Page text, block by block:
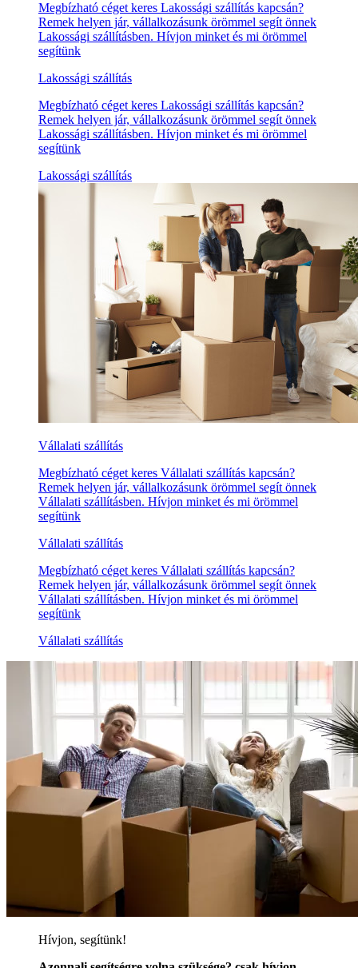
Megbízható céget keres Lakossági szállítás kapcsán?
Remek helyen jár, vállalkozásunk örömmel segít önnek
Lakossági szállításben. Hívjon minket és mi örömmel
segítünk
Lakossági szállítás
Megbízható céget keres Lakossági szállítás kapcsán?
Remek helyen jár, vállalkozásunk örömmel segít önnek
Lakossági szállításben. Hívjon minket és mi örömmel
segítünk
Lakossági szállítás
Vállalati szállítás
Megbízható céget keres Vállalati szállítás kapcsán?
Remek helyen jár, vállalkozásunk örömmel segít önnek
Vállalati szállításben. Hívjon minket és mi örömmel
segítünk
Vállalati szállítás
Megbízható céget keres Vállalati szállítás kapcsán?
Remek helyen jár, vállalkozásunk örömmel segít önnek
Vállalati szállításben. Hívjon minket és mi örömmel
segítünk
Vállalati szállítás
Hívjon, segítünk!